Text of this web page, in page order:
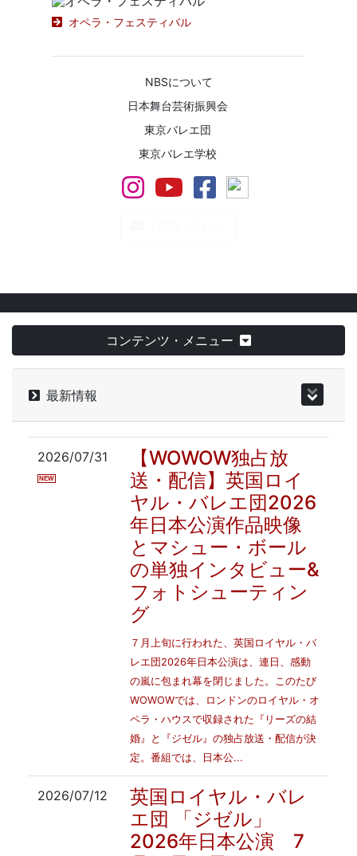
オペラ・フェスティバル
NBSについて
日本舞台芸術振興会
東京バレエ団
東京バレエ学校
コンテンツ・メニュー
最新情報
2026/07/31
NEW
【WOWOW独占放
送・配信】英国ロイ
ヤル・バレエ団2026
年日本公演作品映像
とマシュー・ボール
の単独インタビュー&
フォトシューティン
グ
７月上旬に行われた、英国ロイヤル・バ
レエ団2026年日本公演は、連日、感動
の嵐に包まれ幕を閉じました。このたび
WOWOWでは、ロンドンのロイヤル・オ
ペラ・ハウスで収録された『リーズの結
婚』と『ジゼル』の独占放送・配信が決
定。番組では、日本公...
2026/07/12
英国ロイヤル・バレ
エ団 「ジゼル」
2026年日本公演 7